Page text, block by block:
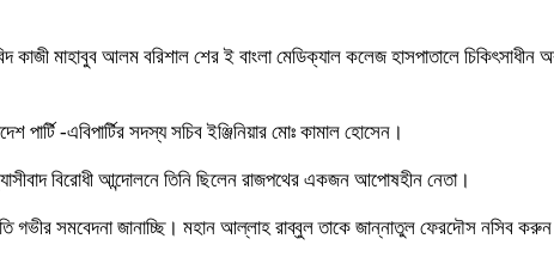
কাজী মাহাবুব আলম বরিশাল শের ই বাংলা মেডিক্যাল কলেজ হাসপাতালে
-এবিপার্টির সদস্য সচিব ইঞ্জিনিয়ার মোঃ কামাল হোসেন।
বিরোধী আন্দোলনে তিনি ছিলেন রাজপথের একজন আপোষহীন নেতা।
গভীর সমবেদনা জানাচ্ছি। মহান আল্লাহ রাব্বুল তাকে জান্নাতুল ফেরদৌস নসিব